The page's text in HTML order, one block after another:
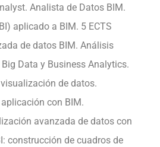
Analista de Datos BIM.
aplicado a BIM. 5 ECTS
de datos BIM. Análisis
Data y Business Analytics.
de datos.
con BIM.
avanzada de datos con
construcción de cuadros de